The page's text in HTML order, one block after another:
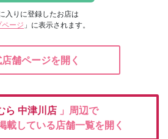
入りに登録したお店は
ページ 」に表示されます。
舗ページを開く
ら 中津川店 」周辺で
載している店舗一覧を開く